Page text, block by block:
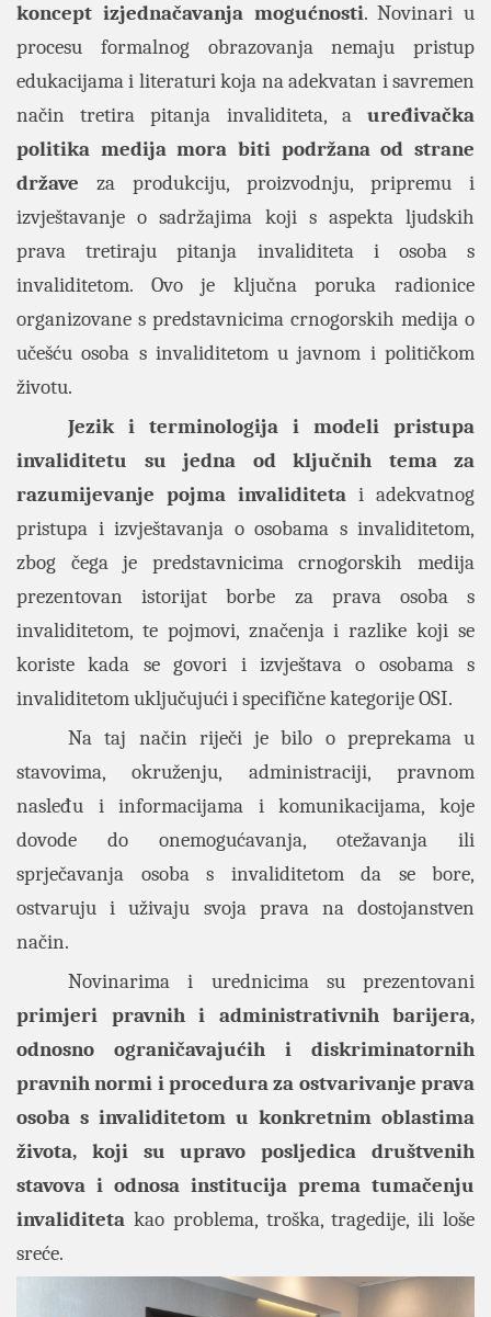
koncept izjednačavanja mogućnosti. Novinari u
procesu formalnog obrazovanja nemaju pristup
edukacijama i literaturi koja na adekvatan i savremen
način tretira pitanja invaliditeta, a uređivačka
politika medija mora biti podržana od strane
države za produkciju, proizvodnju, pripremu i
izvještavanje o sadržajima koji s aspekta ljudskih
prava tretiraju pitanja invaliditeta i osoba s
invaliditetom. Ovo je ključna poruka radionice
organizovane s predstavnicima crnogorskih medija o
učešću osoba s invaliditetom u javnom i političkom
životu.
Jezik i terminologija i modeli pristupa
invaliditetu su jedna od ključnih tema za
razumijevanje pojma invaliditeta i adekvatnog
pristupa i izvještavanja o osobama s invaliditetom,
zbog čega je predstavnicima crnogorskih medija
prezentovan istorijat borbe za prava osoba s
invaliditetom, te pojmovi, značenja i razlike koji se
koriste kada se govori i izvještava o osobama s
invaliditetom uključujući i specifične kategorije OSI.
Na taj način riječi je bilo o preprekama u
stavovima, okruženju, administraciji, pravnom
nasleđu i informacijama i komunikacijama, koje
dovode do onemogućavanja, otežavanja ili
sprječavanja osoba s invaliditetom da se bore,
ostvaruju i uživaju svoja prava na dostojanstven
način.
Novinarima i urednicima su prezentovani
primjeri pravnih i administrativnih barijera,
odnosno ograničavajućih i diskriminatornih
pravnih normi i procedura za ostvarivanje prava
osoba s invaliditetom u konkretnim oblastima
života, koji su upravo posljedica društvenih
stavova i odnosa institucija prema tumačenju
invaliditeta kao problema, troška, tragedije, ili loše
sreće.